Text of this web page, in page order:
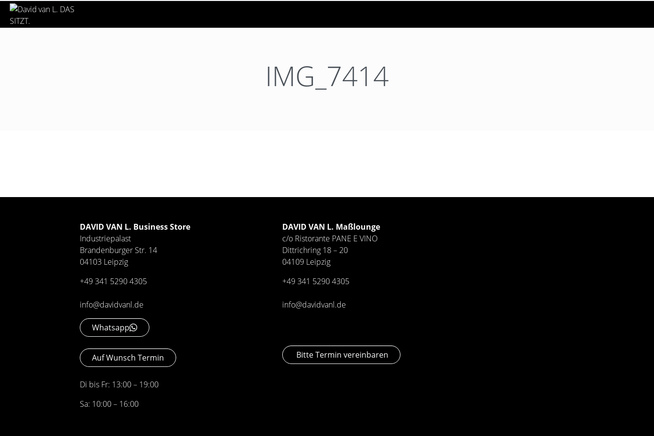
IMG_7414
DAVID VAN L. Business Store
Industriepalast
Brandenburger Str. 14
04103 Leipzig
+49 341 5290 4305
info@davidvanl.de
Whatsapp
Auf Wunsch Termin
Di bis Fr: 13:00 – 19:00
Sa: 10:00 – 16:00
DAVID VAN L. Maßlounge
c/o Ristorante PANE E VINO
Dittrichring 18 – 20
04109 Leipzig
+49 341 5290 4305
info@davidvanl.de
Bitte Termin vereinbaren